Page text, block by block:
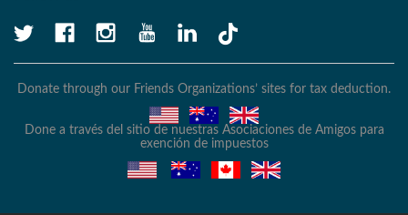
Donate through our Friends Organizations’ sites for tax deduction.
Done a través del sitio de nuestras Asociaciones de Amigos para
exención de impuestos